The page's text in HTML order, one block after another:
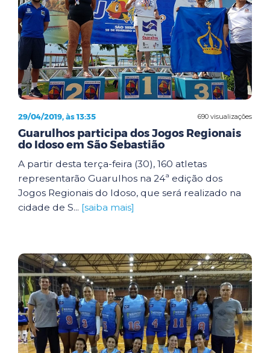
690 visualizações
29/04/2019, às 13:35
Guarulhos participa dos Jogos Regionais
do Idoso em São Sebastião
A partir desta terça-feira (30), 160 atletas
representarão Guarulhos na 24ª edição dos
Jogos Regionais do Idoso, que será realizado na
cidade de S... [saiba mais]